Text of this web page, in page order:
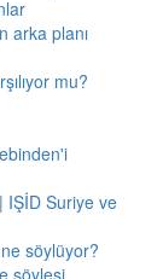
arka planı
mu?
IŞİD Suriye ve
söylüyor?
söyleşi